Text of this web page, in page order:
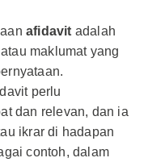
afidavit adalah
maklumat yang
perlu
dan relevan, dan ia
ikrar di hadapan
contoh, dalam